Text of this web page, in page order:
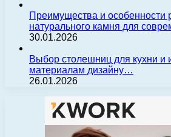
Преимущества и особенности
натурального камня для
30.01.2026
Выбор столешниц для кухни и
материалам дизайну…
26.01.2026